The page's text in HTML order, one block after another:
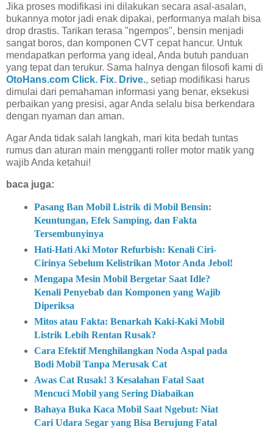
Jika proses modifikasi ini dilakukan secara asal-asalan,
bukannya motor jadi enak dipakai, performanya malah bisa
drop drastis. Tarikan terasa "ngempos", bensin menjadi
sangat boros, dan komponen CVT cepat hancur. Untuk
mendapatkan performa yang ideal, Anda butuh panduan
yang tepat dan terukur. Sama halnya dengan filosofi kami di
OtoHans.com Click. Fix. Drive., setiap modifikasi harus
dimulai dari pemahaman informasi yang benar, eksekusi
perbaikan yang presisi, agar Anda selalu bisa berkendara
dengan nyaman dan aman.
Agar Anda tidak salah langkah, mari kita bedah tuntas
rumus dan aturan main mengganti roller motor matik yang
wajib Anda ketahui!
baca juga:
Pasang Ban Mobil Listrik di Mobil Bensin:
Keuntungan, Efek Samping, dan Fakta
Tersembunyinya
Hati-Hati Aki Motor Refurbish: Kenali Ciri-
Cirinya Sebelum Kelistrikan Motor Anda Jebol!
Mengapa Mesin Mobil Bergetar Saat Idle?
Kenali Penyebab dan Komponen yang Wajib
Diperiksa
Mitos atau Fakta: Benarkah Kaki-Kaki Mobil
Listrik Lebih Rentan Rusak?
Cara Efektif Menghilangkan Noda Aspal pada
Bodi Mobil Tanpa Merusak Cat
Awas Cat Rusak! 3 Kesalahan Fatal Saat
Mencuci Mobil yang Sering Diabaikan
Bahaya Buka Kaca Mobil Saat Ngebut: Niat
Cari Udara Segar yang Bisa Berujung Fatal